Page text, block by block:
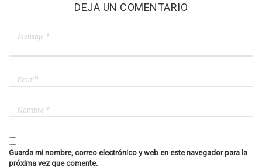
DEJA UN COMENTARIO
Guarda mi nombre, correo electrónico y web en este navegador para la
próxima vez que comente.